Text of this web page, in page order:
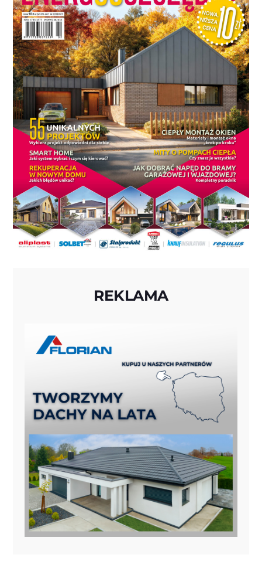
REKLAMA